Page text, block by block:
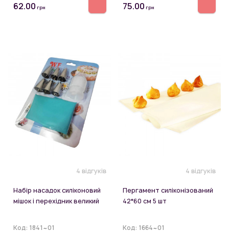
62.00 грн 75.00 грн
4 відгуків
Набір насадок силіконовий
мішок і перехідник великий
Код: 1841~01
4 відгуків
Пергамент силіконізований
42*60 см 5 шт
Код: 1664~01